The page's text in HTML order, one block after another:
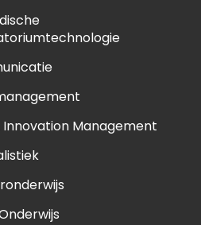
Innovation Management